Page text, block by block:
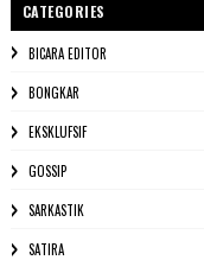
CATEGORIES
BICARA EDITOR
BONGKAR
EKSKLUFSIF
GOSSIP
SARKASTIK
SATIRA